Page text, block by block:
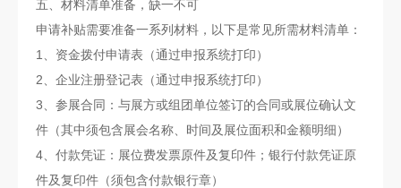
五、材料清单准备，缺一不可
申请补贴需要准备一系列材料，以下是常见所需材料清单：
1、资金拨付申请表（通过申报系统打印）
2、企业注册登记表（通过申报系统打印）
3、参展合同：与展方或组团单位签订的合同或展位确认文
件（其中须包含展会名称、时间及展位面积和金额明细）
4、付款凭证：展位费发票原件及复印件；银行付款凭证原
件及复印件（须包含付款银行章）